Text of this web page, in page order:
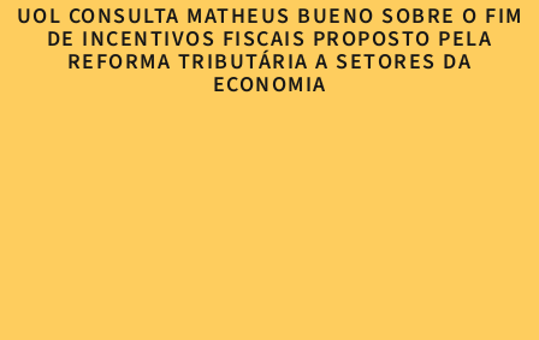
UOL CONSULTA MATHEUS BUENO SOBRE O FIM
DE INCENTIVOS FISCAIS PROPOSTO PELA
REFORMA TRIBUTÁRIA A SETORES DA
ECONOMIA